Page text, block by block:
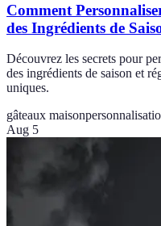
Comment
des Ingrédients de
Découvrez les secrets pour
des ingrédients de saison et
uniques.
gâteaux maison
Aug 5